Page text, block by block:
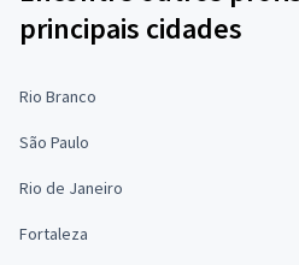
principais cidades
Rio Branco
São Paulo
Rio de Janeiro
Fortaleza